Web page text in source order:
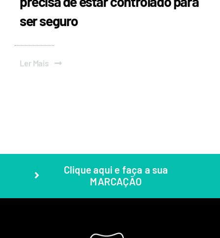
ser seguro
Ler Mais
Clique aqui e faça a sua
MARCAÇÃO